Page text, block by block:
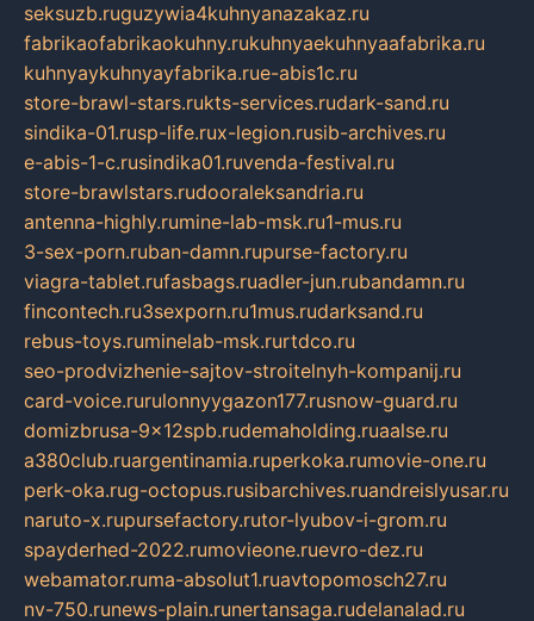
seksuzb.ruguzywia4kuhnyanazakaz.ru
fabrikaofabrikaokuhny.rukuhnyaekuhnyaafabrika.ru
kuhnyaykuhnyayfabrika.rue-abis1c.ru
store-brawl-stars.rukts-services.rudark-sand.ru
sindika-01.rusp-life.rux-legion.rusib-archives.ru
e-abis-1-c.rusindika01.ruvenda-festival.ru
store-brawlstars.rudooraleksandria.ru
antenna-highly.rumine-lab-msk.ru1-mus.ru
3-sex-porn.ruban-damn.rupurse-factory.ru
viagra-tablet.rufasbags.ruadler-jun.rubandamn.ru
fincontech.ru3sexporn.ru1mus.rudarksand.ru
rebus-toys.ruminelab-msk.rurtdco.ru
seo-prodvizhenie-sajtov-stroitelnyh-kompanij.ru
card-voice.rurulonnyygazon177.rusnow-guard.ru
domizbrusa-9x12spb.rudemaholding.ruaalse.ru
a380club.ruargentinamia.ruperkoka.rumovie-one.ru
perk-oka.rug-octopus.rusibarchives.ruandreislyusar.ru
naruto-x.rupursefactory.rutor-lyubov-i-grom.ru
spayderhed-2022.rumovieone.ruevro-dez.ru
webamator.ruma-absolut1.ruavtopomosch27.ru
nv-750.runews-plain.runertansaga.rudelanalad.ru